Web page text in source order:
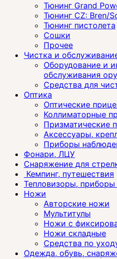
Тюнинг Grand
Тюнинг CZ: Bren/
Тюнинг пистолета
Сошки
Прочее
Чистка и
Оборудование и
обслуживания
Средства для
Оптика
Оптические
Коллиматорные
Призматические
Аксессуары,
Приборы
Фонари, ЛЦУ
Снаряжение для
Кемпинг, путешествия
Тепловизоры, приборы
Ножи
Авторские ножи
Мультитулы
Ножи с
Ножи складные
Средства по
Одежда, обувь,